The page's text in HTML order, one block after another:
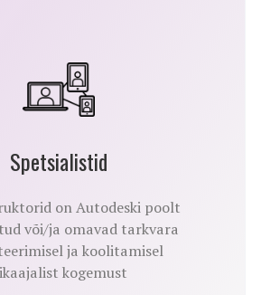
Spetsialistid
on Autodeski poolt
või/ja omavad tarkvara
ja koolitamisel
kogemust